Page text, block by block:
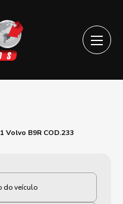
Volvo B9R COD.233